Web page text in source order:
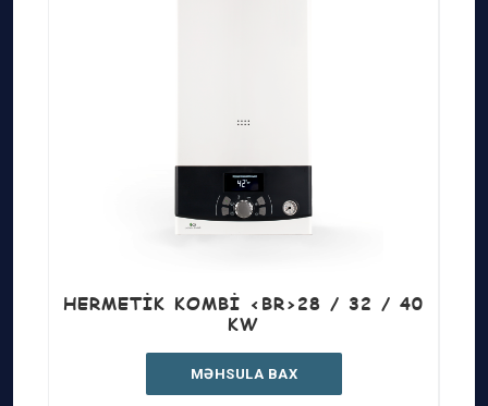
HERMETIK KOMBI <BR>28 / 32 / 40
KW
MƏHSULA BAX